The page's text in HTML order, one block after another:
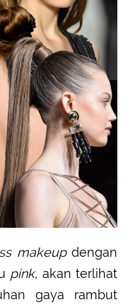
makeupdengan
pink, akan terlihat
gaya rambut